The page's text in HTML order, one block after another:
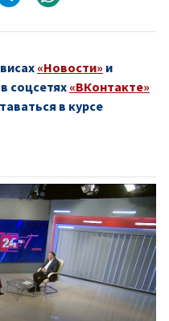
«Новости» и
соцсетях«ВКонтакте»
в курсе